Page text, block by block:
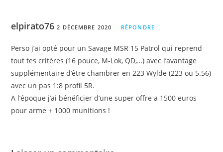
elpirato762 DÉCEMBRE 2020 RÉPONDRE
Perso j’ai opté pour un Savage MSR 15 Patrol qui reprend
tout tes critères (16 pouce, M-Lok, QD,…) avec l’avantage
supplémentaire d’être chambrer en 223 Wylde (223 ou 5.56)
avec un pas 1:8 profil 5R.
A l’époque j’ai bénéficier d’une super offre a 1500 euros
pour arme + 1000 munitions !